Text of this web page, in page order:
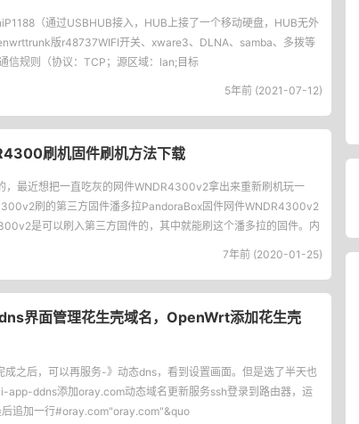
（通过USBHUB接入，HUB上接了一个移动硬盘，HUB无外
版r48737WIFI开关、xware3、DLNA、samba、多拨等
信规则（协议：TCP；源区域：lan;目标
5年前 (2021-07-12)
刷机固件刷机方法下载
，最近想把一直吃灰的网件WNDR4300v2拿出来重新刷机玩一
刷的第三方固件潘多拉PandoraBox固件网件WNDR4300v2
是可以刷入第三方固件的，其中就能刷这个潘多拉的固件。内
刷入PandoraBo
7年前 (2020-01-25)
界面管理花生壳域名，OpenWrt添加花生壳
之后，可以再服务-》动态dns，看到设置画面。但是选了半天也
app-ddns添加oray.com动态域名更新服务ssh登录到路由器，运
追加一行#oray.com"oray.com"&quo